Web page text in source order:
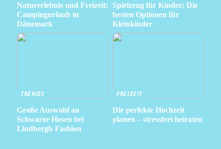
Naturerlebnis und Freizeit:
Campingurlaub in
Dänemark
Spielzeug für Kinder: Die
besten Optionen für
Kleinkinder
TRENDS
Große Auswahl an
Schwarze Hosen bei
Lindbergh Fashion
FREIZEIT
Die perfekte Hochzeit
planen – stressfrei heiraten